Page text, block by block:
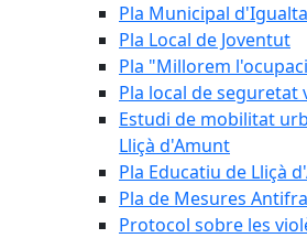
Pla Municipal
Pla Local de Joventut
Pla "Millorem
Pla local de seguretat
Estudi de mobilitat
Lliçà d'Amunt
Pla Educatiu de Lliçà
Pla de Mesures
Protocol sobre les